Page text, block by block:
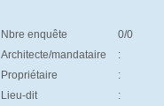
Nbre enquête
0/0
Architecte/mandataire
:
Propriétaire
:
Lieu-dit
: